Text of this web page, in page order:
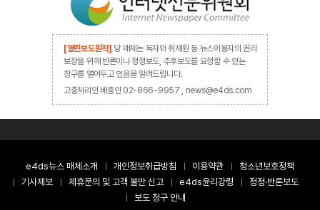
[열린보도원칙] 당 매체는 독자와 취재원 등 뉴스이용자의 권리
보장을 위해 반론이나 정정보도, 추후보도를 요청할 수 있는
창구를 열어두고 있음을 알려드립니다.
고충처리인 배종인 02-866-9957 , news@e4ds.com
e4ds뉴스 매체소개 개인정보취급방침 이용약관
청소년보호정책
기사제보
제휴문의 및 고객 불만 신고 e4ds윤리강령
정정·반론보도
보도 청구 안내